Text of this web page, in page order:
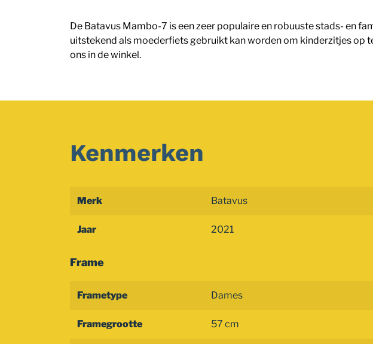
De Batavus Mambo-7 is een zeer populaire en robuuste stads- en
uitstekend als moederfiets gebruikt kan worden om kinderzitjes op
ons in de winkel.
Kenmerken
Merk Batavus
Jaar 2021
Frame
Frametype Dames
Framegrootte 57 cm